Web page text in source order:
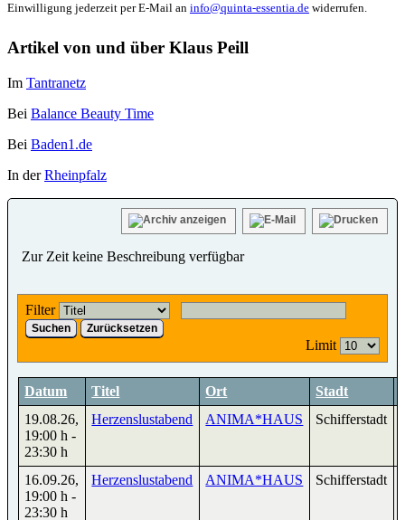
Einwilligung jederzeit per E-Mail an info@quinta-essentia.de widerrufen.
Artikel von und über Klaus Peill
Im Tantranetz
Bei Balance Beauty Time
Bei Baden1.de
In derRheinpfalz
Zur Zeit keine Beschreibung verfügbar
Filter
Suchen Zurücksetzen
Limit
Datum Titel Ort Stadt
19.08.26,
19:00 h -
23:30 h
Herzenslustabend ANIMA*HAUS Schifferstadt
16.09.26,
19:00 h -
23:30 h
Herzenslustabend ANIMA*HAUS Schifferstadt